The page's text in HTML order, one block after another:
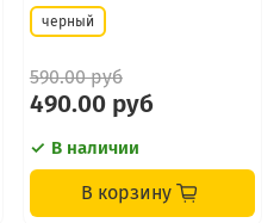
черный
590.00 руб
490.00 руб
В наличии
В корзину